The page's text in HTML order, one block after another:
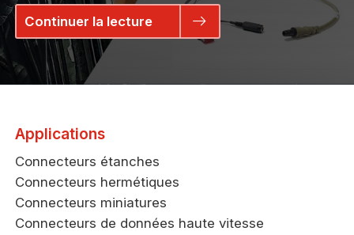
Continuer la lecture
Applications
Connecteurs étanches
Connecteurs hermétiques
Connecteurs miniatures
Connecteurs de données haute vitesse